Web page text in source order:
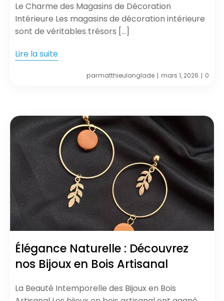
Le Charme des Magasins de Décoration
Intérieure Les magasins de décoration intérieure
sont de véritables trésors […]
Lire la suite
parmatthieulanglade | mars 1, 2026 | 0
Élégance Naturelle : Découvrez
nos Bijoux en Bois Artisanal
La Beauté Intemporelle des Bijoux en Bois